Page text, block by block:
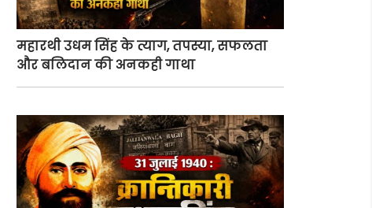
महारथी उधम सिंह के त्याग, तपस्या, सफलता
और बलिदान की अनकही गाथा